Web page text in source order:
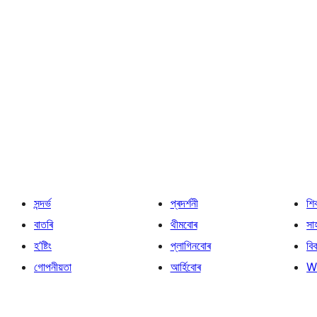
সন্দৰ্ভ
বাতৰি
হ’ষ্টিং
গোপনীয়তা
প্ৰদৰ্শনী
থীমবোৰ
প্লাগিনবোৰ
আৰ্হিবোৰ